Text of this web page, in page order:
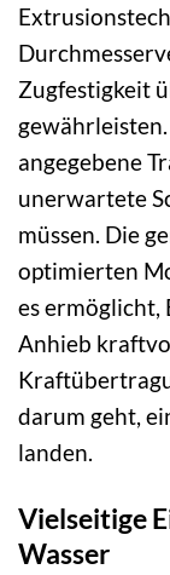
Zugfestigkeit
angegebene
unerwartete
müssen. Die
optimierten
es ermöglicht,
Anhieb
darum geht,
landen.
Vielseitige
Wasser